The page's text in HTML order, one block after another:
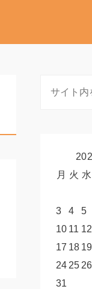
月 火 水
3
4 5
10 11 12
17 18 19
24 25 26
31